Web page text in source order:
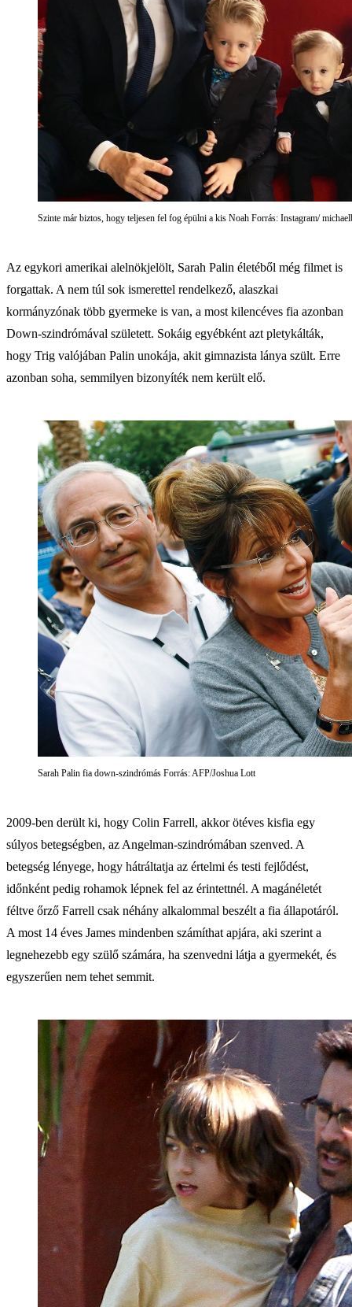
Szinte már biztos, hogy teljesen fel fog épülni a kis Noah Forrás: Instagram/
Az egykori amerikai alelnökjelölt, Sarah Palin életéből még filmet is
forgattak. A nem túl sok ismerettel rendelkező, alaszkai
kormányzónak több gyermeke is van, a most kilencéves fia azonban
Down-szindrómával született. Sokáig egyébként azt pletykálták,
hogy Trig valójában Palin unokája, akit gimnazista lánya szült. Erre
azonban soha, semmilyen bizonyíték nem került elő.
Sarah Palin fia down-szindrómás Forrás: AFP/Joshua Lott
2009-ben derült ki, hogy Colin Farrell, akkor ötéves kisfia egy
súlyos betegségben, az Angelman-szindrómában szenved. A
betegség lényege, hogy hátráltatja az értelmi és testi fejlődést,
időnként pedig rohamok lépnek fel az érintettnél. A magánéletét
féltve őrző Farrell csak néhány alkalommal beszélt a fia állapotáról.
A most 14 éves James mindenben számíthat apjára, aki szerint a
legnehezebb egy szülő számára, ha szenvedni látja a gyermekét, és
egyszerűen nem tehet semmit.